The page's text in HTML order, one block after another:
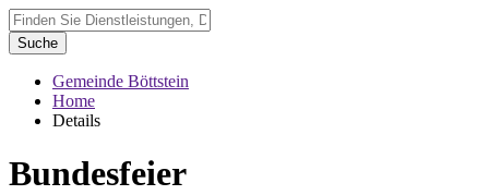
Suche
Gemeinde Böttstein
Home
Details
Bundesfeier